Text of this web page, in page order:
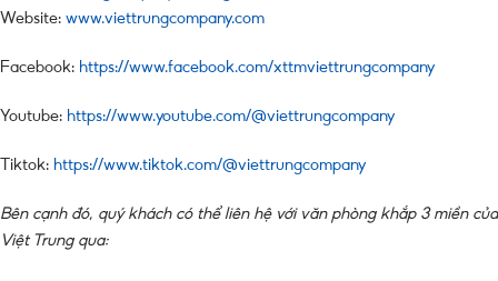
Website: www.viettrungcompany.com
Facebook: https://www.facebook.com/xttmviettrungcompany
Youtube: https://www.youtube.com/@viettrungcompany
Tiktok: https://www.tiktok.com/@viettrungcompany
Bên cạnh đó, quý khách có thể liên hệ với văn phòng khắp 3 miền của
Việt Trung qua: